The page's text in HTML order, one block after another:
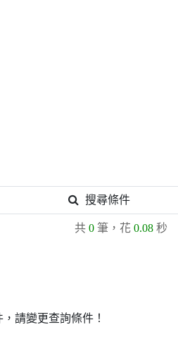
搜尋條件
共 0 筆，花 0.08 秒
請變更查詢條件！